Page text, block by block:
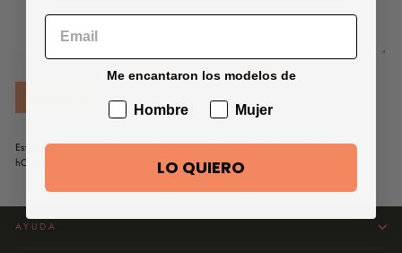
Este sitio está protegido por hCaptcha y se aplicanla Política de privacidad de
hCaptcha
Términos del servicio.
AYUDA
Me encantaron los modelos de
Hombre Mujer
LO QUIERO